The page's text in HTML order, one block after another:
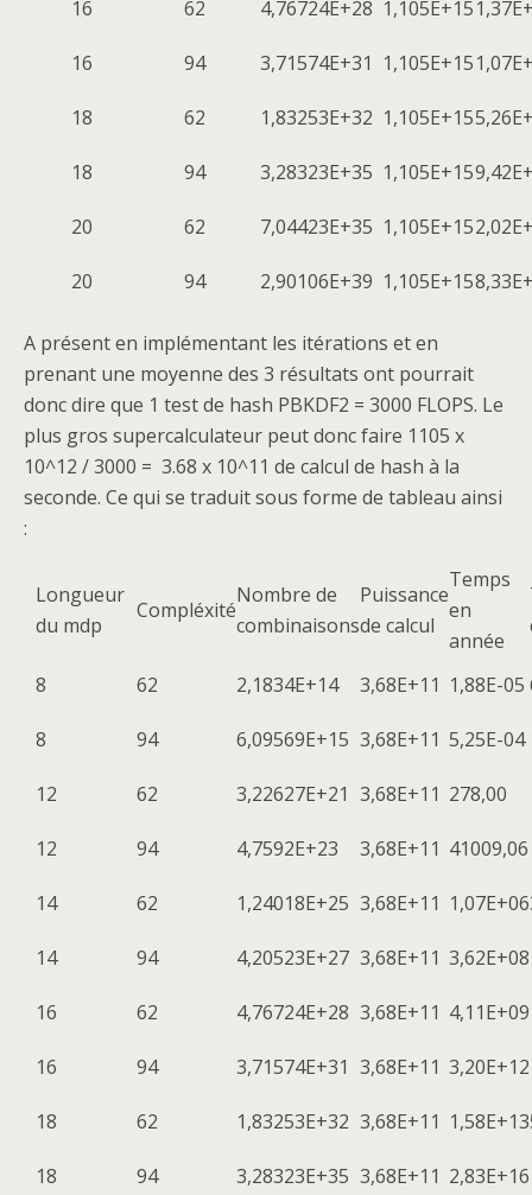
16 62 4,76724E+28 1,105E+15
16 94 3,71574E+31 1,105E+15
18 62 1,83253E+32 1,105E+15
18 94 3,28323E+35 1,105E+15
20 62 7,04423E+35 1,105E+15
20 94 2,90106E+39 1,105E+15
A présent en implémentant les itérations et en
prenant une moyenne des 3 résultats ont pourrait
donc dire que 1 test de hash PBKDF2 = 3000 FLOPS. Le
plus gros supercalculateur peut donc faire 1105 x
10^12 / 3000 = 3.68 x 10^11 de calcul de hash à la
seconde. Ce qui se traduit sous forme de tableau ainsi
:
Longueur
du mdp
Compléxité
Nombre de
combinaisons
Puissance
de calcul
Temps
en
année
8 62 2,1834E+14 3,68E+11 1,88E-05
8 94 6,09569E+15 3,68E+11 5,25E-04
12 62 3,22627E+21 3,68E+11 278,00
12 94 4,7592E+23 3,68E+11 41009,06
14 62 1,24018E+25 3,68E+11 1,07E+06
14 94 4,20523E+27 3,68E+11 3,62E+08
16 62 4,76724E+28 3,68E+11 4,11E+09
16 94 3,71574E+31 3,68E+11 3,20E+12
18 62 1,83253E+32 3,68E+11 1,58E+13
18 94 3,28323E+35 3,68E+11 2,83E+16